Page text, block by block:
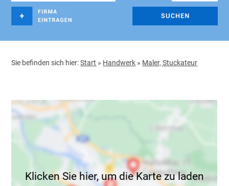
Sie befinden sich hier:Start » Handwerk » Maler, Stuckateur
Klicken Sie hier, um die Karte zu laden